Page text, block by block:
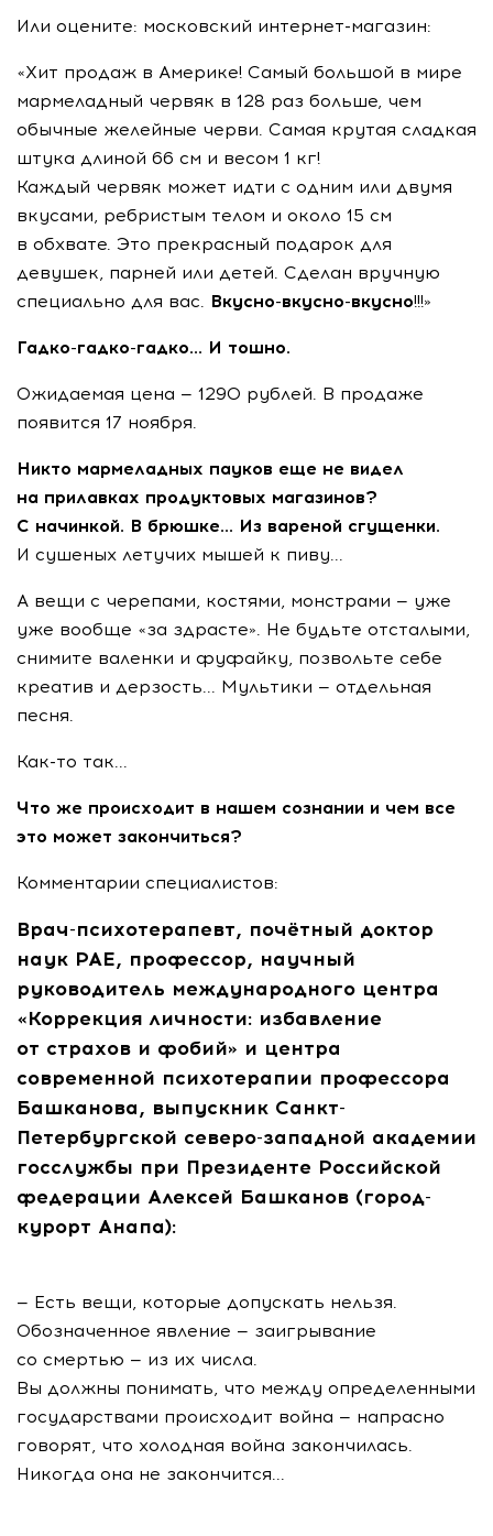
Или оцените: московский интернет-магазин:
«Хит продаж в Америке! Самый большой в мире
мармеладный червяк в 128 раз больше, чем
обычные желейные черви. Самая крутая сладкая
штука длиной 66 см и весом 1 кг!
Каждый червяк может идти с одним или двумя
вкусами, ребристым телом и около 15 см
в обхвате. Это прекрасный подарок для
девушек, парней или детей. Сделан вручную
специально для вас. Вкусно-вкусно-вкусно!!!»
Гадко-гадко-гадко... И тошно.
Ожидаемая цена — 1290 рублей. В продаже
появится 17 ноября.
Никто мармеладных пауков еще не видел
на прилавках продуктовых магазинов?
С начинкой. В брюшке... Из вареной сгущенки.
И сушеных летучих мышей к пиву...
А вещи с черепами, костями, монстрами — уже
уже вообще «за здрасте». Не будьте отсталыми,
снимите валенки и фуфайку, позвольте себе
креатив и дерзость... Мультики — отдельная
песня.
Как-то так...
Что же происходит в нашем сознании и чем все
это может закончиться?
Комментарии специалистов:
Врач-психотерапевт, почётный доктор
наук РАЕ, профессор, научный
руководитель международного центра
«Коррекция личности: избавление
от страхов и фобий» и центра
современной психотерапии профессора
Башканова, выпускник Санкт-
Петербургской северо-западной академии
госслужбы при Президенте Российской
федерации Алексей Башканов (город-
курорт Анапа):
— Есть вещи, которые допускать нельзя.
Обозначенное явление — заигрывание
со смертью — из их числа.
Вы должны понимать, что между определенными
государствами происходит война — напрасно
говорят, что холодная война закончилась.
Никогда она не закончится...